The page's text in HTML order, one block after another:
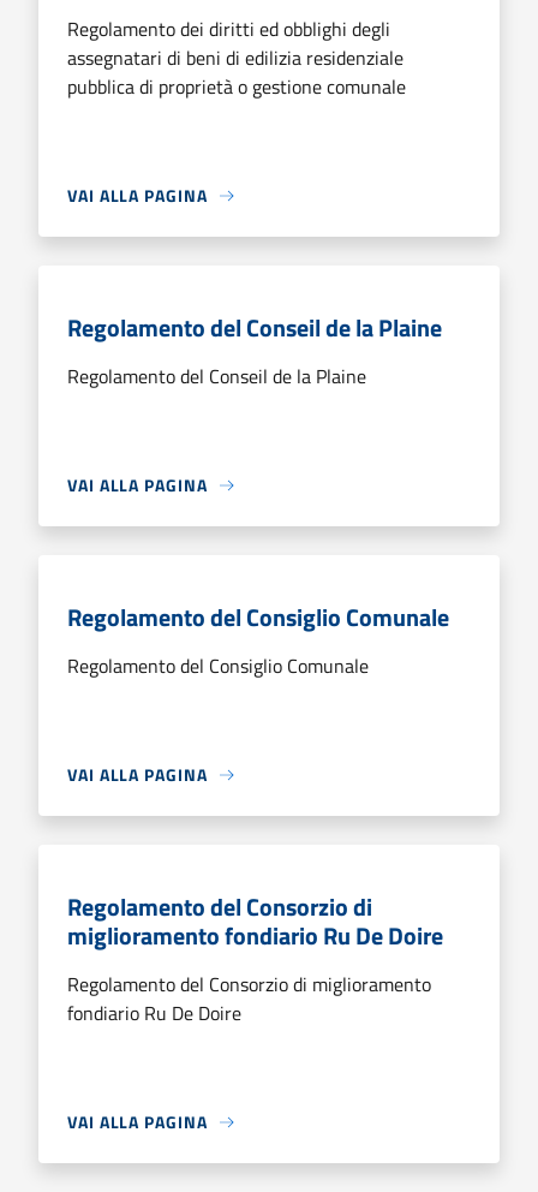
Regolamento dei diritti ed obblighi degli
assegnatari di beni di edilizia residenziale
pubblica di proprietà o gestione comunale
VAI ALLA PAGINA
Regolamento del Conseil de la Plaine
Regolamento del Conseil de la Plaine
VAI ALLA PAGINA
Regolamento del Consiglio Comunale
Regolamento del Consiglio Comunale
VAI ALLA PAGINA
Regolamento del Consorzio di
miglioramento fondiario Ru De Doire
Regolamento del Consorzio di miglioramento
fondiario Ru De Doire
VAI ALLA PAGINA